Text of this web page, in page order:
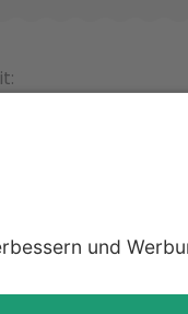
der jeweiligen